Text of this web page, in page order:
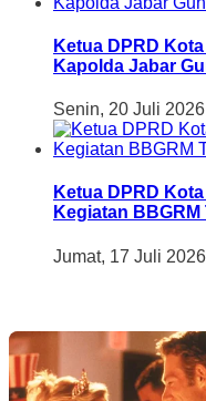
Ketua DPRD
Kapolda Jabar
Senin, 20 Juli 2026
Ketua DPRD
Kegiatan
Jumat, 17 Juli 2026